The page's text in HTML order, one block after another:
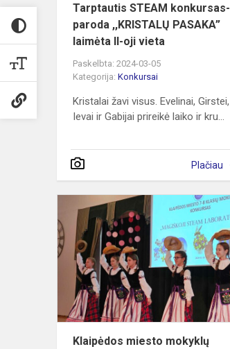
Tarptautis STEAM konkursas-
paroda ,,KRISTALŲ PASAKA”
laimėta II-oji vieta
Paskelbta: 2024-03-05
Kategorija: Konkursai
Kristalai žavi visus. Evelinai, Girstei,
Ievai ir Gabijai prireikė laiko ir kru...
Plačiau
Klaipėdos miesto mokyklų